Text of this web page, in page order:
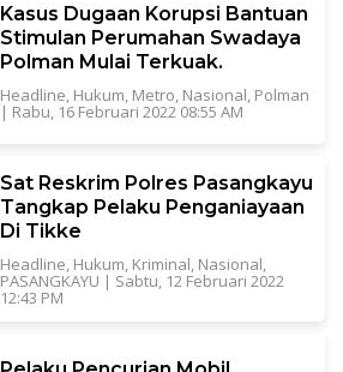
Kasus Dugaan Korupsi Bantuan
Stimulan Perumahan Swadaya
Polman Mulai Terkuak.
Headline, Hukum, Metro, Nasional, Polman
| Rabu, 16 Februari 2022 08:55 AM
Sat Reskrim Polres Pasangkayu
Tangkap Pelaku Penganiayaan
Di Tikke
Headline, Hukum, Kriminal, Nasional,
PASANGKAYU | Sabtu, 12 Februari 2022
12:43 PM